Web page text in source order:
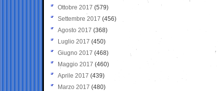
Ottobre 2017 (579)
Settembre 2017 (456)
Agosto 2017 (368)
Luglio 2017 (450)
Giugno 2017 (468)
Maggio 2017 (460)
Aprile 2017 (439)
Marzo 2017 (480)